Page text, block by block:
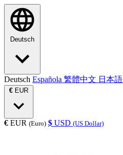
Deutsch
Deutsch Española 繁體中文 日本語
€ EUR
€ EUR (Euro) $ USD (US Dollar)